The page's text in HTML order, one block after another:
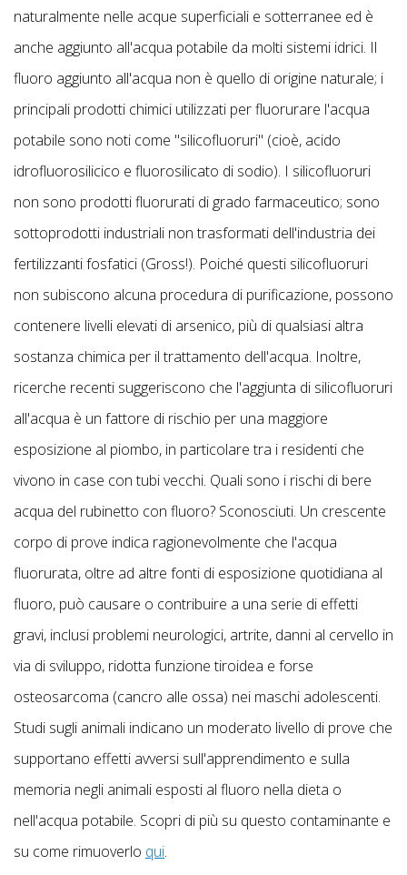
naturalmente nelle acque superficiali e sotterranee ed è
anche aggiunto all'acqua potabile da molti sistemi idrici. Il
fluoro aggiunto all'acqua non è quello di origine naturale; i
principali prodotti chimici utilizzati per fluorurare l'acqua
potabile sono noti come "silicofluoruri" (cioè, acido
idrofluorosilicico e fluorosilicato di sodio). I silicofluoruri
non sono prodotti fluorurati di grado farmaceutico; sono
sottoprodotti industriali non trasformati dell'industria dei
fertilizzanti fosfatici (Gross!). Poiché questi silicofluoruri
non subiscono alcuna procedura di purificazione, possono
contenere livelli elevati di arsenico, più di qualsiasi altra
sostanza chimica per il trattamento dell'acqua. Inoltre,
ricerche recenti suggeriscono che l'aggiunta di silicofluoruri
all'acqua è un fattore di rischio per una maggiore
esposizione al piombo, in particolare tra i residenti che
vivono in case con tubi vecchi. Quali sono i rischi di bere
acqua del rubinetto con fluoro? Sconosciuti. Un crescente
corpo di prove indica ragionevolmente che l'acqua
fluorurata, oltre ad altre fonti di esposizione quotidiana al
fluoro, può causare o contribuire a una serie di effetti
gravi, inclusi problemi neurologici, artrite, danni al cervello in
via di sviluppo, ridotta funzione tiroidea e forse
osteosarcoma (cancro alle ossa) nei maschi adolescenti.
Studi sugli animali indicano un moderato livello di prove che
supportano effetti avversi sull'apprendimento e sulla
memoria negli animali esposti al fluoro nella dieta o
nell'acqua potabile. Scopri di più su questo contaminante e
su come rimuoverlo qui.